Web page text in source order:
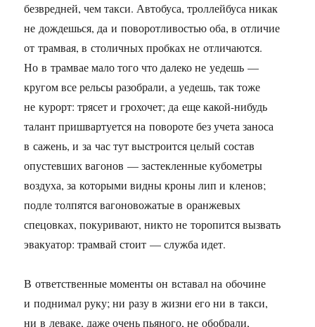
безвредней, чем такси. Автобуса, троллейбуса никак
не дождешься, да и поворотливостью оба, в отличие
от трамвая, в столичных пробках не отличаются.
Но в трамвае мало того что далеко не уедешь —
кругом все рельсы разобрали, а уедешь, так тоже
не курорт: трясет и грохочет; да еще какой-нибудь
талант пришвартуется на повороте без учета заноса
в сажень, и за час тут выстроится целый состав
опустевших вагонов — застекленные кубометры
воздуха, за которыми видны кроны лип и кленов;
подле толпятся вагоновожатые в оранжевых
спецовках, покуривают, никто не торопится вызвать
эвакуатор: трамвай стоит — служба идет.
В ответственные моменты он вставал на обочине
и поднимал руку; ни разу в жизни его ни в такси,
ни в леваке, даже очень пьяного, не обобрали,